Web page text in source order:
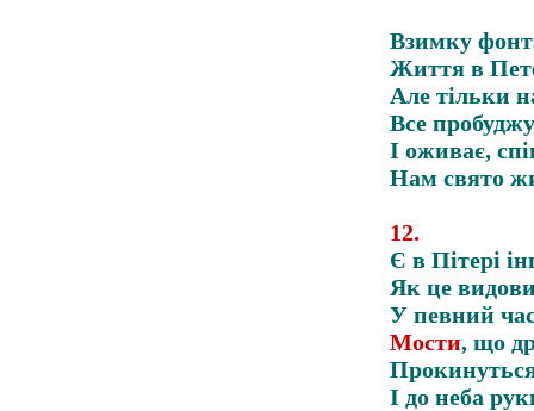
Взимку
Життя в
Але тільки
Все
І оживає,
Нам свято
12.
Є в Пітері
Як це
У певний
Мости, що
І до неба